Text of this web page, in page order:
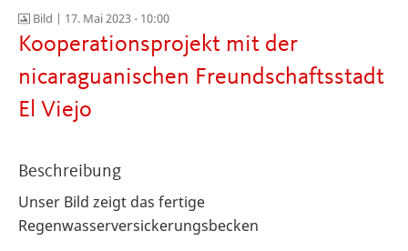
Bild | 17. Mai 2023 - 10:00
Kooperationsprojekt mit der
nicaraguanischen Freundschaftsstadt
El Viejo
Beschreibung
Unser Bild zeigt das fertige
Regenwasserversickerungsbecken